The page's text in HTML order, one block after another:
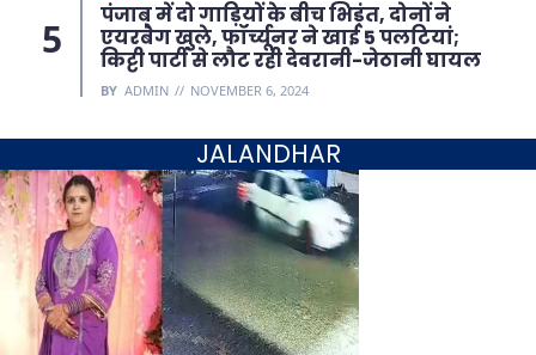
पंजाब में दो गाड़ियों के बीच भिड़ंत, दोनों ने
एयरबैग खुले, फॉर्च्यूनर ने खाई 5 पलटियां;
किट्टी पार्टी से लौट रही देवरानी-जेठानी घायल
BY ADMIN NOVEMBER 6, 2024
JALANDHAR